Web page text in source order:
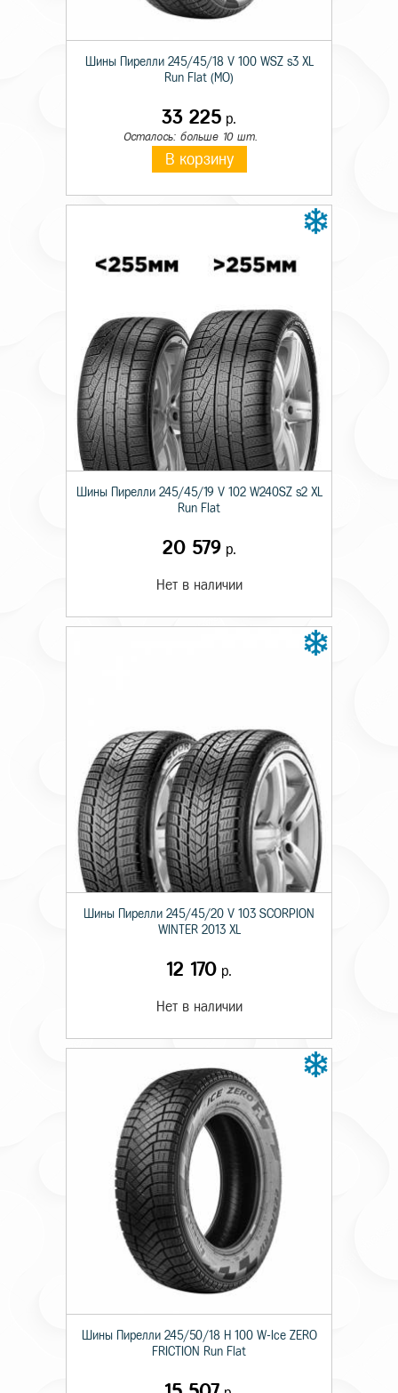
Шины Пирелли 245/45/18 V 100 WSZ s3 XL
Run Flat (MO)
33 225 р.
Осталось: больше 10 шт.
В корзину
Шины Пирелли 245/45/19 V 102 W240SZ s2 XL
Run Flat
20 579р.
Нет в наличии
Шины Пирелли 245/45/20 V 103 SCORPION
WINTER 2013 XL
12 170 р.
Нет в наличии
Шины Пирелли 245/50/18 H 100 W-Ice ZERO
FRICTION Run Flat